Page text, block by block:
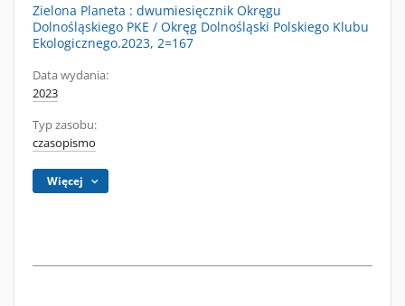
Zielona Planeta : dwumiesięcznik Okręgu
Dolnośląskiego PKE / Okręg Dolnośląski Polskiego Klubu
Ekologicznego.2023, 2=167
Data wydania:
2023
Typ zasobu:
czasopismo
Więcej